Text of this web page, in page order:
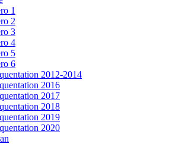
1
2
3
4
5
6
2012-2014
2016
2017
2018
2019
2020